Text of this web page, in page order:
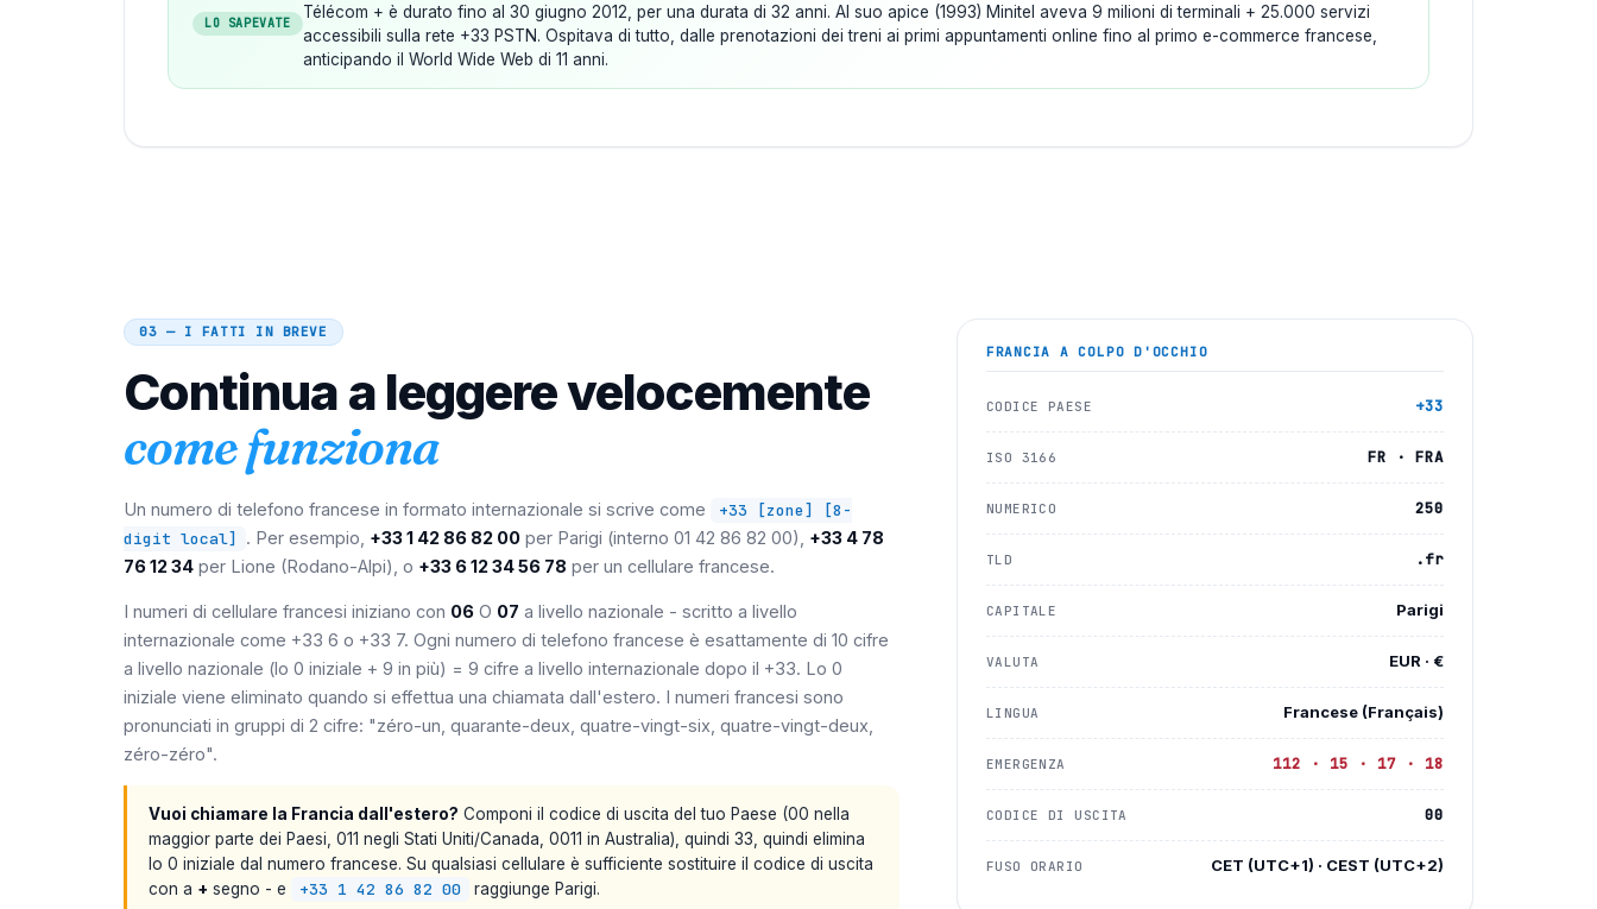
LO SAPEVATE
Télécom + è durato fino al 30 giugno 2012, per una durata di 32 anni. Al suo apice (1993) Minitel aveva 9 milioni di terminali + 25.000 servizi
accessibili sulla rete +33 PSTN. Ospitava di tutto, dalle prenotazioni dei treni ai primi appuntamenti online fino al primo e-commerce francese,
anticipando il World Wide Web di 11 anni.
03 — I FATTI IN BREVE
Continua a leggere velocemente
come funziona
Un numero di telefono francese in formato internazionale si scrive come
+33 [zone] [8-
digit local]
. Per esempio, +33 1 42 86 82 00 per Parigi (interno 01 42 86 82 00), +33 4 78
76 12 34 per Lione (Rodano-Alpi), o +33 6 12 34 56 78 per un cellulare francese.
I numeri di cellulare francesi iniziano con 06 O 07 a livello nazionale - scritto a livello
internazionale come +33 6 o +33 7. Ogni numero di telefono francese è esattamente di 10 cifre
a livello nazionale (lo 0 iniziale + 9 in più) = 9 cifre a livello internazionale dopo il +33. Lo 0
iniziale viene eliminato quando si effettua una chiamata dall'estero. I numeri francesi sono
pronunciati in gruppi di 2 cifre: "zéro-un, quarante-deux, quatre-vingt-six, quatre-vingt-deux,
zéro-zéro".
Vuoi chiamare la Francia dall'estero? Componi il codice di uscita del tuo Paese (00 nella
maggior parte dei Paesi, 011 negli Stati Uniti/Canada, 0011 in Australia), quindi 33, quindi elimina
lo 0 iniziale dal numero francese. Su qualsiasi cellulare è sufficiente sostituire il codice di uscita
con a + segno - e +33 1 42 86 82 00 raggiunge Parigi.
FRANCIA A COLPO D'OCCHIO
CODICE PAESE +33
ISO 3166 FR · FRA
NUMERICO 250
TLD .fr
CAPITALE Parigi
VALUTA EUR · €
LINGUA Francese (Français)
EMERGENZA 112 · 15 · 17 · 18
CODICE DI USCITA 00
FUSO ORARIO CET (UTC+1) · CEST (UTC+2)